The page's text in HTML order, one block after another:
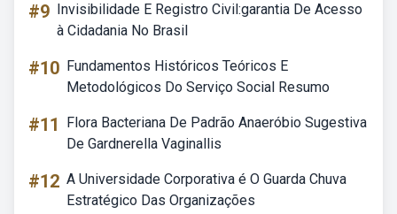
#9 Invisibilidade E Registro Civil:garantia De Acesso
à Cidadania No Brasil
#10 Fundamentos Históricos Teóricos E
Metodológicos Do Serviço Social Resumo
#11
Flora Bacteriana De Padrão Anaeróbio Sugestiva
De Gardnerella Vaginallis
#12 A Universidade Corporativa é O Guarda Chuva
Estratégico Das Organizações